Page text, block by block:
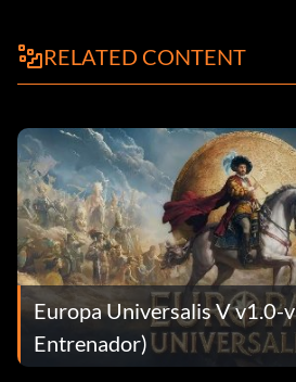
RELATED CONTENT
Europa Universalis V v1.0-
Entrenador)